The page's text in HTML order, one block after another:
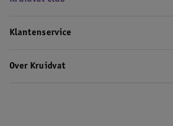
Klantenservice
Over Kruidvat